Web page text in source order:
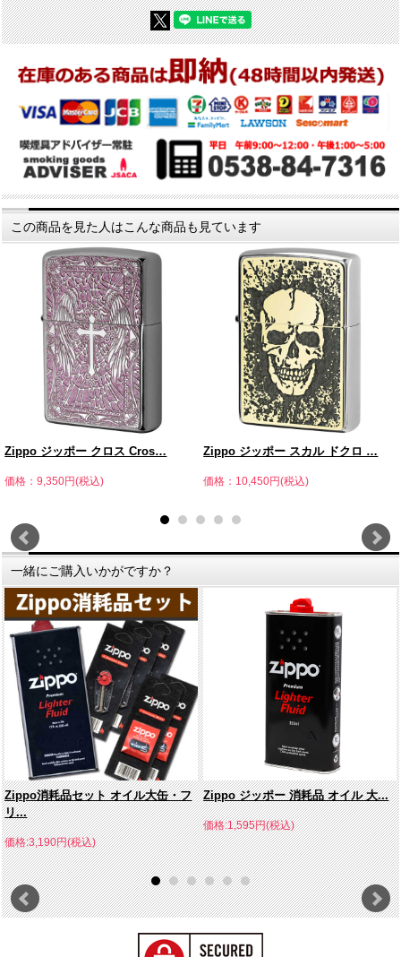
この商品を見た人はこんな商品も見ています
Zippo ジッポー クロス Cros…
価格：9,350円(税込)
Zippo ジッポー スカル ドクロ …
価格：10,450円(税込)
一緒にご購入いかがですか？
Zippo消耗品セット オイル大缶・フ
リ...
価格:3,190円(税込)
Zippo ジッポー 消耗品 オイル 大...
価格:1,595円(税込)